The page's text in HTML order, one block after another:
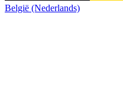
België (Nederlands)